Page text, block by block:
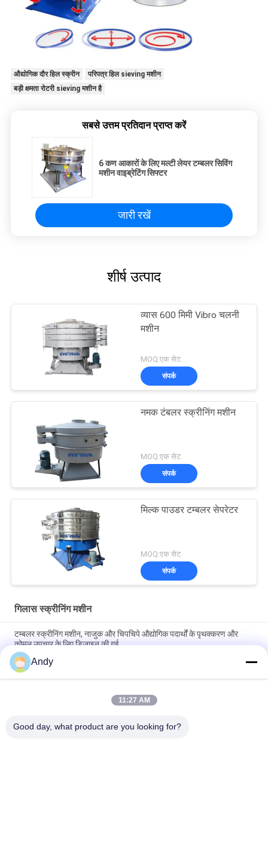
औद्योगिक दौर हिल स्क्रीन
परिपत्र हिल sieving मशीन
बड़ी क्षमता रोटरी sieving मशीन है
सबसे उत्तम प्रतिदान प्राप्त करें
6 कण आकारों के लिए मल्टी लेयर टम्बलर सिविंग
मशीन वाइब्रेटिंग सिफ्टर
जारी रखें
शीर्ष उत्पाद
व्यास 600 मिमी Vibro चलनी
मशीन
MOQ:एक सेट
संपर्क
नमक टंबलर स्क्रीनिंग मशीन
MOQ:एक सेट
संपर्क
मिल्क पाउडर टम्बलर सेपरेटर
MOQ:एक सेट
संपर्क
गिलास स्क्रीनिंग मशीन
टम्बलर स्क्रीनिंग मशीन, नाजुक और चिपचिपे औद्योगिक पदार्थों के पृथक्करण और
कोमल उपचार के लिए डिज़ाइन की गई
टम्बलर स्क्रीनिंग मशीन उद्योग में नाजुक बारीक और चिपचिपा सामग्री के आसान
रखरखाव और कोमल स्क्रीनिंग के लिए डिज़ाइन की गई है
उच्च क्षमता टंबलर स्क्रीनिंग मशीन जो मल्टी लेवल कण आकार वर्गीकरण और कम शोर
Andy
11:27 AM
Good day, what product are you looking for?